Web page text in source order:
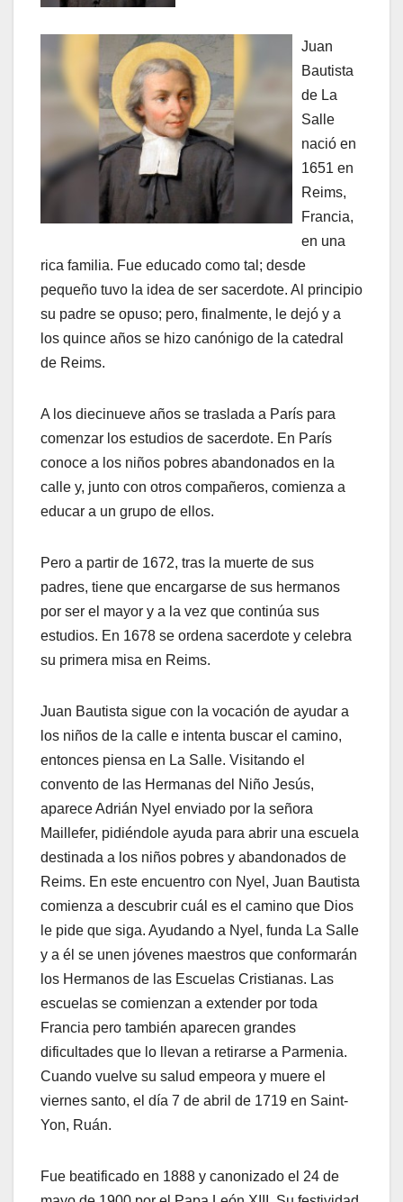
Juan
Bautista
de La
Salle
nació en
1651 en
Reims,
Francia,
en una
rica familia. Fue educado como tal; desde
pequeño tuvo la idea de ser sacerdote. Al principio
su padre se opuso; pero, finalmente, le dejó y a
los quince años se hizo canónigo de la catedral
de Reims.
A los diecinueve años se traslada a París para
comenzar los estudios de sacerdote. En París
conoce a los niños pobres abandonados en la
calle y, junto con otros compañeros, comienza a
educar a un grupo de ellos.
Pero a partir de 1672, tras la muerte de sus
padres, tiene que encargarse de sus hermanos
por ser el mayor y a la vez que continúa sus
estudios. En 1678 se ordena sacerdote y celebra
su primera misa en Reims.
Juan Bautista sigue con la vocación de ayudar a
los niños de la calle e intenta buscar el camino,
entonces piensa en La Salle. Visitando el
convento de las Hermanas del Niño Jesús,
aparece Adrián Nyel enviado por la señora
Maillefer, pidiéndole ayuda para abrir una escuela
destinada a los niños pobres y abandonados de
Reims. En este encuentro con Nyel, Juan Bautista
comienza a descubrir cuál es el camino que Dios
le pide que siga. Ayudando a Nyel, funda La Salle
y a él se unen jóvenes maestros que conformarán
los Hermanos de las Escuelas Cristianas. Las
escuelas se comienzan a extender por toda
Francia pero también aparecen grandes
dificultades que lo llevan a retirarse a Parmenia.
Cuando vuelve su salud empeora y muere el
viernes santo, el día 7 de abril de 1719 en Saint-
Yon, Ruán.
Fue beatificado en 1888 y canonizado el 24 de